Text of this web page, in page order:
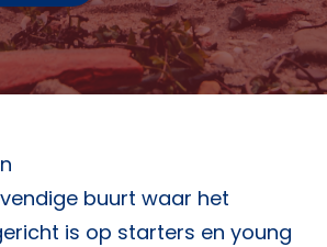
buurt waar het
is op starters en young